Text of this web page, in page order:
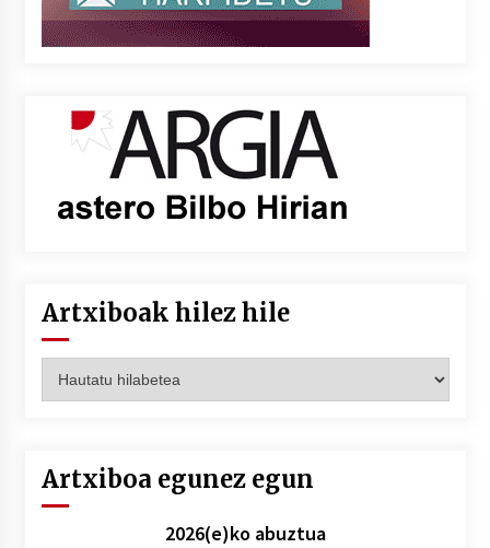
Artxiboak hilez hile
hilez
Artxiboa egunez egun
2026(e)ko abuztua